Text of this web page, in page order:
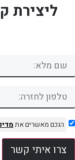
ליצירת
הנכם מאשרים את
צרו איתי קשר